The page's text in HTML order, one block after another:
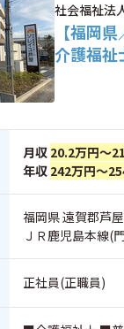
社会福祉法
【福岡
介護福祉
月収 20.2万円～
年収 242万円～
福岡県 遠賀郡芦
ＪＲ鹿児島本線(
正社員(正職員)